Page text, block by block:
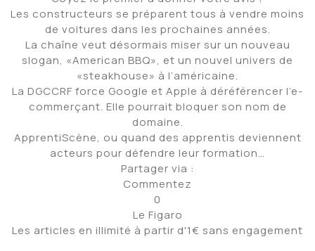
Les constructeurs se préparent tous à vendre moins
de voitures dans les prochaines années.
La chaîne veut désormais miser sur un nouveau
slogan, «American BBQ», et un nouvel univers de
«steakhouse» à l’américaine.
La DGCCRF force Google et Apple à déréférencer l’e-
commerçant. Elle pourrait bloquer son nom de
domaine.
ApprentiScène, ou quand des apprentis deviennent
acteurs pour défendre leur formation…
Partager via :
Commentez
0
Le Figaro
Les articles en illimité à partir d'1€ sans engagement